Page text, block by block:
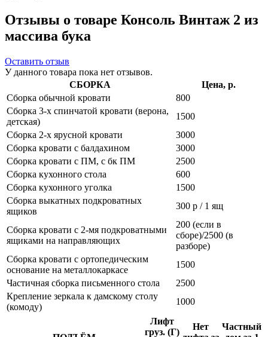
Отзывы о товаре Консоль Винтаж 2 из
массива бука
Оставить отзыв
У данного товара пока нет отзывов.
СБОРКА
Цена, р.
Сборка обычной кровати
800
Сборка 3-х спинчатой кровати (верона,
детская)
1500
Сборка 2-х ярусной кровати
3000
Сборка кровати с балдахином
3000
Сборка кровати с ПМ, с бк ПМ
2500
Сборка кухонного стола
600
Сборка кухонного уголка
1500
Сборка выкатных подкроватных
ящиков
300 р / 1 ящ
Сборка кровати с 2-мя подкроватными
ящиками на направляющих
200 (если в
сборе)/2500 (в
разборе)
Сборка кровати с ортопедическим
основание на металлокаркасе
1500
Частичная сборка письменного стола
2500
Крепление зеркала к дамскому столу
(комоду)
1000
Лифт
груз. (Г)
Нет
Частный